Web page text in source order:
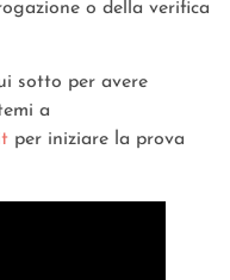
o della verifica
sotto per avere
a
per iniziare la prova